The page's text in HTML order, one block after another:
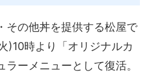
その他丼を提供する松屋で
)10時より「オリジナルカ
ーメニューとして復活。